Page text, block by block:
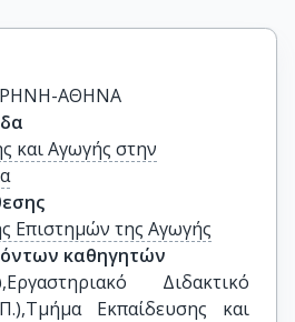
ΑΘΗΝΑ
και Αγωγής στην
Επιστημών της Αγωγής
καθηγητών
Διδακτικό
Εκπαίδευσης και